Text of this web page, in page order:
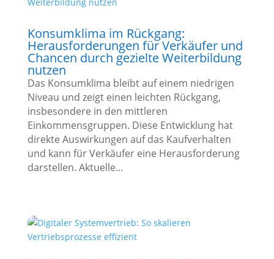
Konsumklima im Rückgang:
Herausforderungen für Verkäufer und
Chancen durch gezielte Weiterbildung
nutzen
Das Konsumklima bleibt auf einem niedrigen
Niveau und zeigt einen leichten Rückgang,
insbesondere in den mittleren
Einkommensgruppen. Diese Entwicklung hat
direkte Auswirkungen auf das Kaufverhalten
und kann für Verkäufer eine Herausforderung
darstellen. Aktuelle...